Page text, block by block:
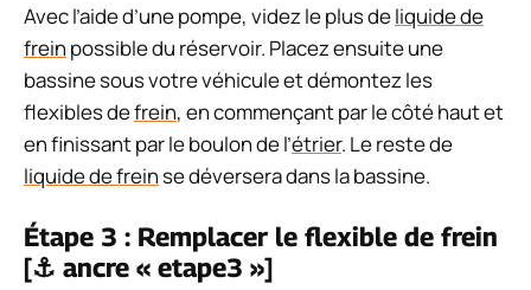
Avec l’aide d’une pompe, videz le plus deliquide de
frein possible du réservoir. Placez ensuite une
bassine sous votre véhicule et démontez les
flexibles defrein, en commençant par le côté haut et
en finissant par le boulon de l’étrier. Le reste de
liquide de freinse déversera dans la bassine.
Étape 3 : Remplacer le flexible de frein
[⚓ ancre « etape3 »]